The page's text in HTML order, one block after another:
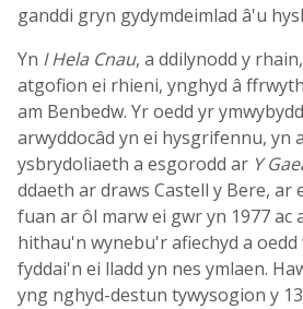
ganddi gryn gydymdeimlad â'u
Yn I Hela Cnau, a ddilynodd y
atgofion ei rhieni, ynghyd â
am Benbedw. Yr oedd yr
arwyddocâd yn ei hysgrifennu, yn
ysbrydoliaeth a esgorodd ar Y
ddaeth ar draws Castell y Bere, ar
fuan ar ôl marw ei gwr yn 1977 ac
hithau'n wynebu'r afiechyd a oedd
fyddai'n ei lladd yn nes ymlaen.
yng nghyd-destun tywysogion y